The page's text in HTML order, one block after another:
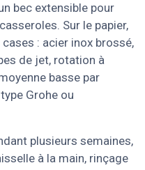
bec extensible pour
Sur le papier,
: acier inox brossé,
de jet, rotation à
basse par
Grohe ou
plusieurs semaines,
à la main, rinçage